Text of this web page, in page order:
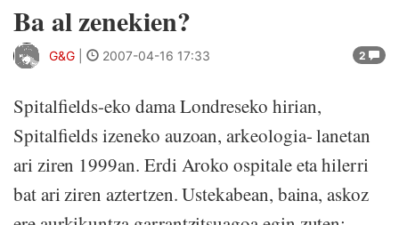
Ba al zenekien?
2
G&G 2007-04-16 17:33
Spitalfields-eko dama Londreseko hirian,
Spitalfields izeneko auzoan, arkeologia- lanetan
ari ziren 1999an. Erdi Aroko ospitale eta hilerri
bat ari ziren aztertzen. Ustekabean, baina, askoz